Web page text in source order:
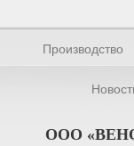
Производство
ООО